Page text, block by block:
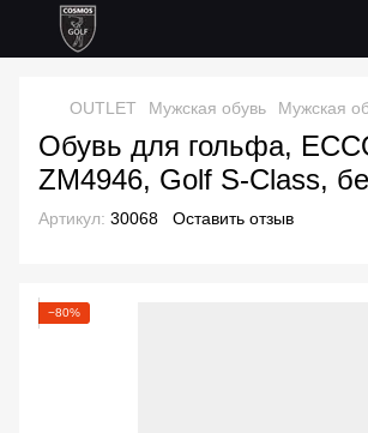
OUTLET Мужская обувь Мужская
Обувь для гольфа,
ZM4946, Golf S-Class,
Артикул: 30068 Оставить отзыв
−80%